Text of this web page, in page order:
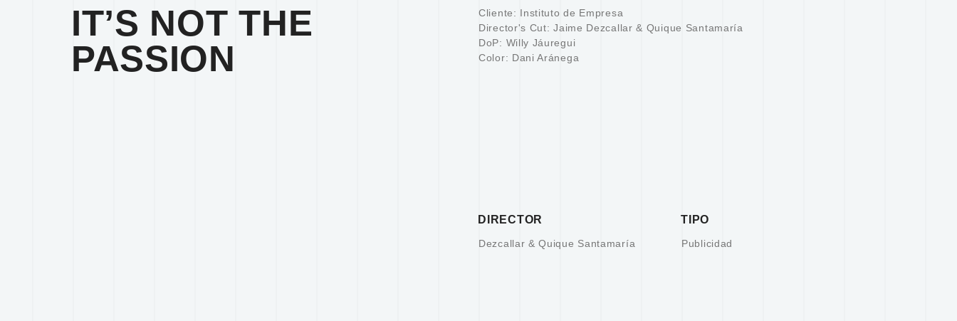
IT’S NOT THE
PASSION
Cliente: Instituto de Empresa
Director's Cut: Jaime Dezcallar & Quique Santamaría
DoP: Willy Jáuregui
Color: Dani Aránega
DIRECTOR
Dezcallar & Quique Santamaría
TIPO
Publicidad